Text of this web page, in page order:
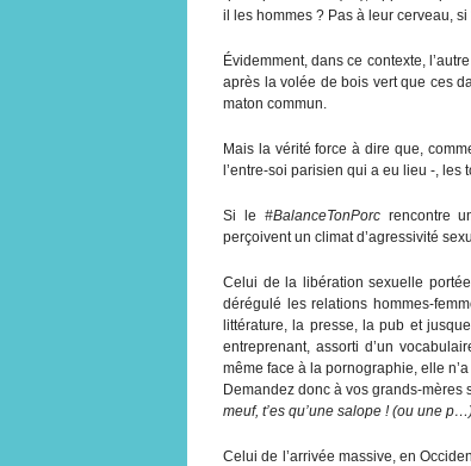
il les hommes ? Pas à leur cerveau, si
Évidemment, dans ce contexte,
après la volée de bois vert que ces
maton commun.
Mais la vérité force à dire que,
l’entre-soi parisien qui a eu lieu -, les
Si le #BalanceTonPorcrencontre
perçoivent un climat d’agressivité
Celui de la libération sexuelle
dérégulé les relations hommes-
littérature, la presse, la pub et
entreprenant, assorti d’un
même face à la pornographie, elle
Demandez donc à vos grands-mères
meuf, t’es qu’une salope ! (ou une
Celui de l’arrivée massive, en